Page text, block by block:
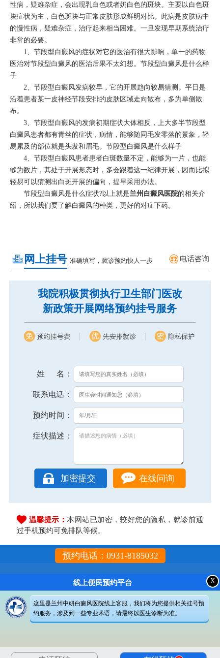
性病，疑难杂症，会出现乳白色或者奶白色的斑块。主要以白色斑
块症状为主，白色斑块与正常皮肤形成鲜明对比。此病是皮肤病中
的慢性病，疑难杂症，治疗起来相当困难。一旦发现早期系统治疗
非常的必要。
1、节段型白癜风的症状对它的医治有很大影响，单一的药物
医治对节段型白癜风的医治后果不太幻想。节段型白癜风是什么样
子
2、节段型白癜风发病较早，它的开展趋向较易猜测。平日是
沿着患者某一皮神经节段安排的皮肤区域走向散布，多为单侧散
布。
3、节段型白癜风的发病初期症状大体相反，上大多半节段型
白癜风患者都有青丝的症状，病情，能够随同毛发零落的景象，轻
易累及的部位就是头发和眉毛。节段型白癜风是什么样子
4、节段型白癜风患者患者白斑数量不定，能够为一片，也能
够为数片，其处于开展形态时，多会跟着这一纪律开展，因而比拟
轻易可以猜测出白斑开展的偏向，提早采用办法。
节段型白癜风是什么症状?以上就是兰州白癜风医院的相关介
绍，所以我们要了解白癜风的种类，更好的对症下药。
网上挂号 准确填写，就诊预约快人一步 电话咨询
我院积极贯彻执行卫生部门医改
新政策开展网络预约挂号服务
姓 名：
联系电话：
预约时间：
症状描述：
在线问询
温馨提示：本网站已加密，较好您的隐私，就诊前通
过手机预约可免排队等候。
预约电话：0931-8185032
线上便民预约平台 X
这里是兰州中研白癜风医院线上客服，我们将为您提供相关挂号预
约服务，涉及到一些专业术语，请最终以医生诊断为准。